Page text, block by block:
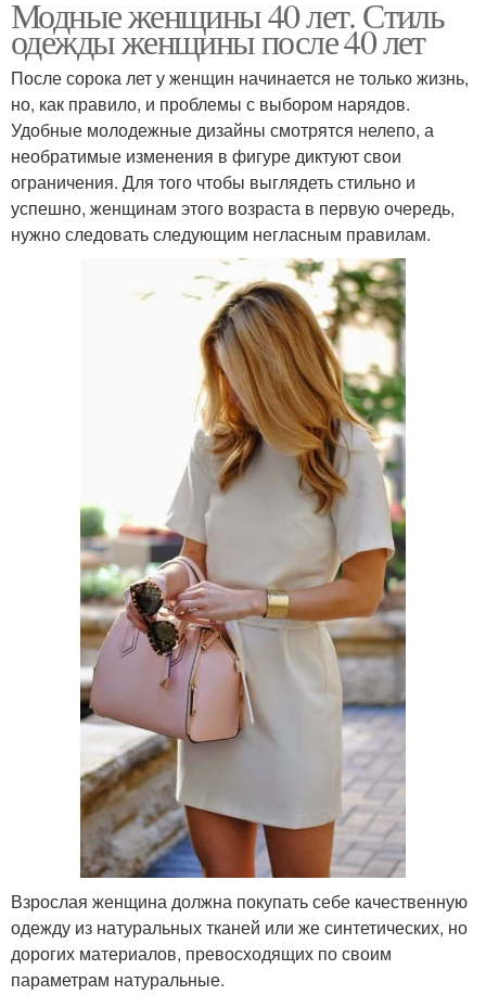
Модные женщины 40 лет. Стиль
одежды женщины после 40 лет
После сорока лет у женщин начинается не только жизнь,
но, как правило, и проблемы с выбором нарядов.
Удобные молодежные дизайны смотрятся нелепо, а
необратимые изменения в фигуре диктуют свои
ограничения. Для того чтобы выглядеть стильно и
успешно, женщинам этого возраста в первую очередь,
нужно следовать следующим негласным правилам.
Взрослая женщина должна покупать себе качественную
одежду из натуральных тканей или же синтетических, но
дорогих материалов, превосходящих по своим
параметрам натуральные.